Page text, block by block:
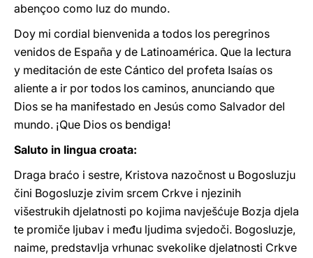
abençoo como luz do mundo.
Doy mi cordial bienvenida a todos los peregrinos
venidos de España y de Latinoamérica. Que la lectura
y meditación de este Cántico del profeta Isaías os
aliente a ir por todos los caminos, anunciando que
Dios se ha manifestado en Jesús como Salvador del
mundo. ¡Que Dios os bendiga!
Saluto in lingua croata:
Draga braćo i sestre, Kristova nazočnost u Bogosluzju
čini Bogosluzje zivim srcem Crkve i njezinih
višestrukih djelatnosti po kojima navješćuje Bozja djela
te promiče ljubav i među ljudima svjedoči. Bogosluzje,
naime, predstavlja vrhunac svekolike djelatnosti Crkve